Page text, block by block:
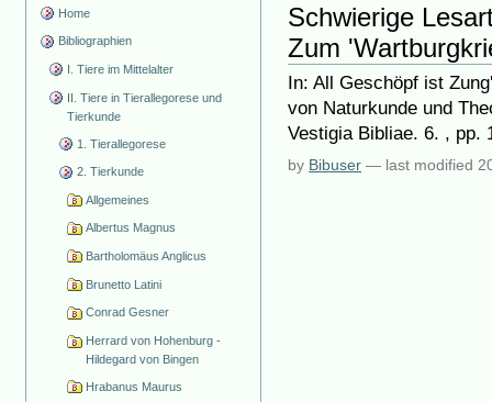
Home
Bibliographien
I. Tiere im Mittelalter
II. Tiere in Tierallegorese und
Tierkunde
1. Tierallegorese
2. Tierkunde
Allgemeines
Albertus Magnus
Bartholomäus Anglicus
Brunetto Latini
Conrad Gesner
Herrard von Hohenburg -
Hildegard von Bingen
Hrabanus Maurus
Schwierige
Zum
In: All Geschöpf ist
von Naturkunde und
Vestigia Bibliae. 6. , pp.
by Bibuser — last modified